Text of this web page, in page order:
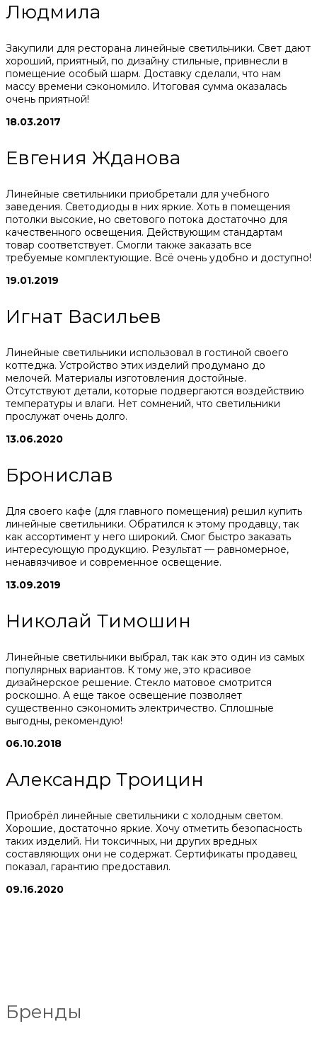
Людмила
Закупили для ресторана линейные светильники. Свет дают
хороший, приятный, по дизайну стильные, привнесли в
помещение особый шарм. Доставку сделали, что нам
массу времени сэкономило. Итоговая сумма оказалась
очень приятной!
18.03.2017
Евгения Жданова
Линейные светильники приобретали для учебного
заведения. Светодиоды в них яркие. Хоть в помещения
потолки высокие, но светового потока достаточно для
качественного освещения. Действующим стандартам
товар соответствует. Смогли также заказать все
требуемые комплектующие. Всё очень удобно и доступно!
19.01.2019
Игнат Васильев
Линейные светильники использовал в гостиной своего
коттеджа. Устройство этих изделий продумано до
мелочей. Материалы изготовления достойные.
Отсутствуют детали, которые подвергаются воздействию
температуры и влаги. Нет сомнений, что светильники
прослужат очень долго.
13.06.2020
Бронислав
Для своего кафе (для главного помещения) решил купить
линейные светильники. Обратился к этому продавцу, так
как ассортимент у него широкий. Смог быстро заказать
интересующую продукцию. Результат — равномерное,
ненавязчивое и современное освещение.
13.09.2019
Николай Тимошин
Линейные светильники выбрал, так как это один из самых
популярных вариантов. К тому же, это красивое
дизайнерское решение. Стекло матовое смотрится
роскошно. А еще такое освещение позволяет
существенно сэкономить электричество. Сплошные
выгодны, рекомендую!
06.10.2018
Александр Троицин
Приобрёл линейные светильники с холодным светом.
Хорошие, достаточно яркие. Хочу отметить безопасность
таких изделий. Ни токсичных, ни других вредных
составляющих они не содержат. Сертификаты продавец
показал, гарантию предоставил.
09.16.2020
Бренды